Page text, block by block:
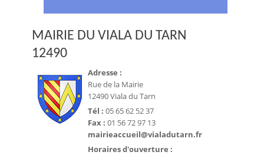
MAIRIE DU VIALA DU TARN
12490
Adresse :
Rue de la Mairie
12490 Viala du Tarn
Tél : 05 65 62 52 37
Fax : 01 56 72 97 13
mairieaccueil@vialadutarn.fr
Horaires d'ouverture :